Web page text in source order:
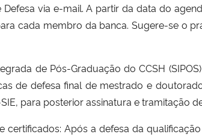
via e-mail. A partir da data do
cada membro da banca. Sugere-se o
de Pós-Graduação do CCSH
de defesa final de mestrado e
para posterior assinatura e tramitação
Após a defesa da